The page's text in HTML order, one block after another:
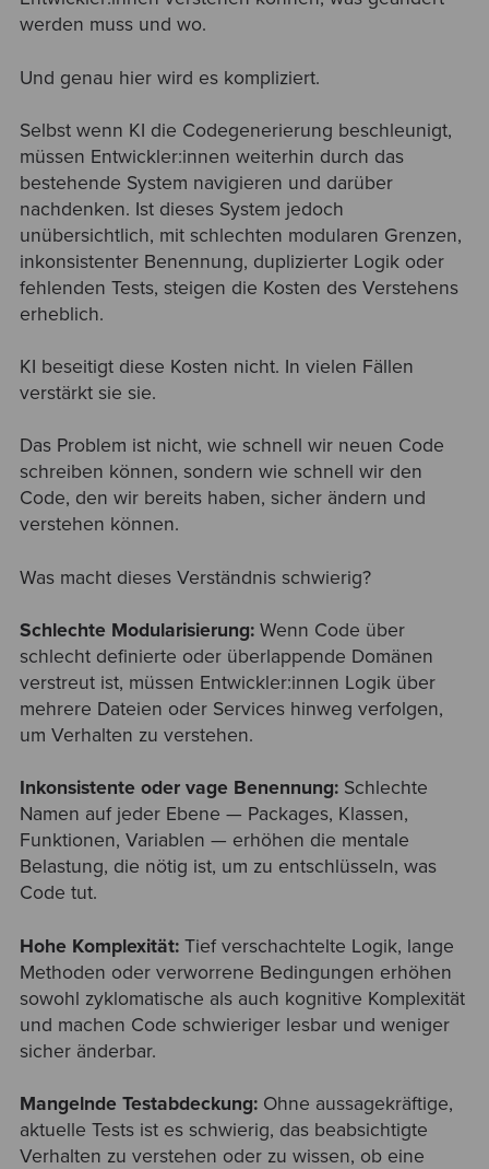
werden muss und wo.
Und genau hier wird es kompliziert.
Selbst wenn KI die Codegenerierung beschleunigt,
müssen Entwickler:innen weiterhin durch das
bestehende System navigieren und darüber
nachdenken. Ist dieses System jedoch
unübersichtlich, mit schlechten modularen Grenzen,
inkonsistenter Benennung, duplizierter Logik oder
fehlenden Tests, steigen die Kosten des Verstehens
erheblich.
KI beseitigt diese Kosten nicht. In vielen Fällen
verstärkt sie sie.
Das Problem ist nicht, wie schnell wir neuen Code
schreiben können, sondern wie schnell wir den
Code, den wir bereits haben, sicher ändern und
verstehen können.
Was macht dieses Verständnis schwierig?
Schlechte Modularisierung:Wenn Code über
schlecht definierte oder überlappende Domänen
verstreut ist, müssen Entwickler:innen Logik über
mehrere Dateien oder Services hinweg verfolgen,
um Verhalten zu verstehen.
Inkonsistente oder vage Benennung:Schlechte
Namen auf jeder Ebene — Packages, Klassen,
Funktionen, Variablen — erhöhen die mentale
Belastung, die nötig ist, um zu entschlüsseln, was
Code tut.
Hohe Komplexität:Tief verschachtelte Logik, lange
Methoden oder verworrene Bedingungen erhöhen
sowohl zyklomatische als auch kognitive Komplexität
und machen Code schwieriger lesbar und weniger
sicher änderbar.
Mangelnde Testabdeckung:Ohne aussagekräftige,
aktuelle Tests ist es schwierig, das beabsichtigte
Verhalten zu verstehen oder zu wissen, ob eine